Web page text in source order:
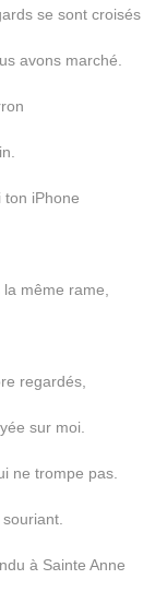
se sont croisés
avons marché.
ton iPhone
même rame,
regardés,
sur moi.
ne trompe pas.
à Sainte Anne